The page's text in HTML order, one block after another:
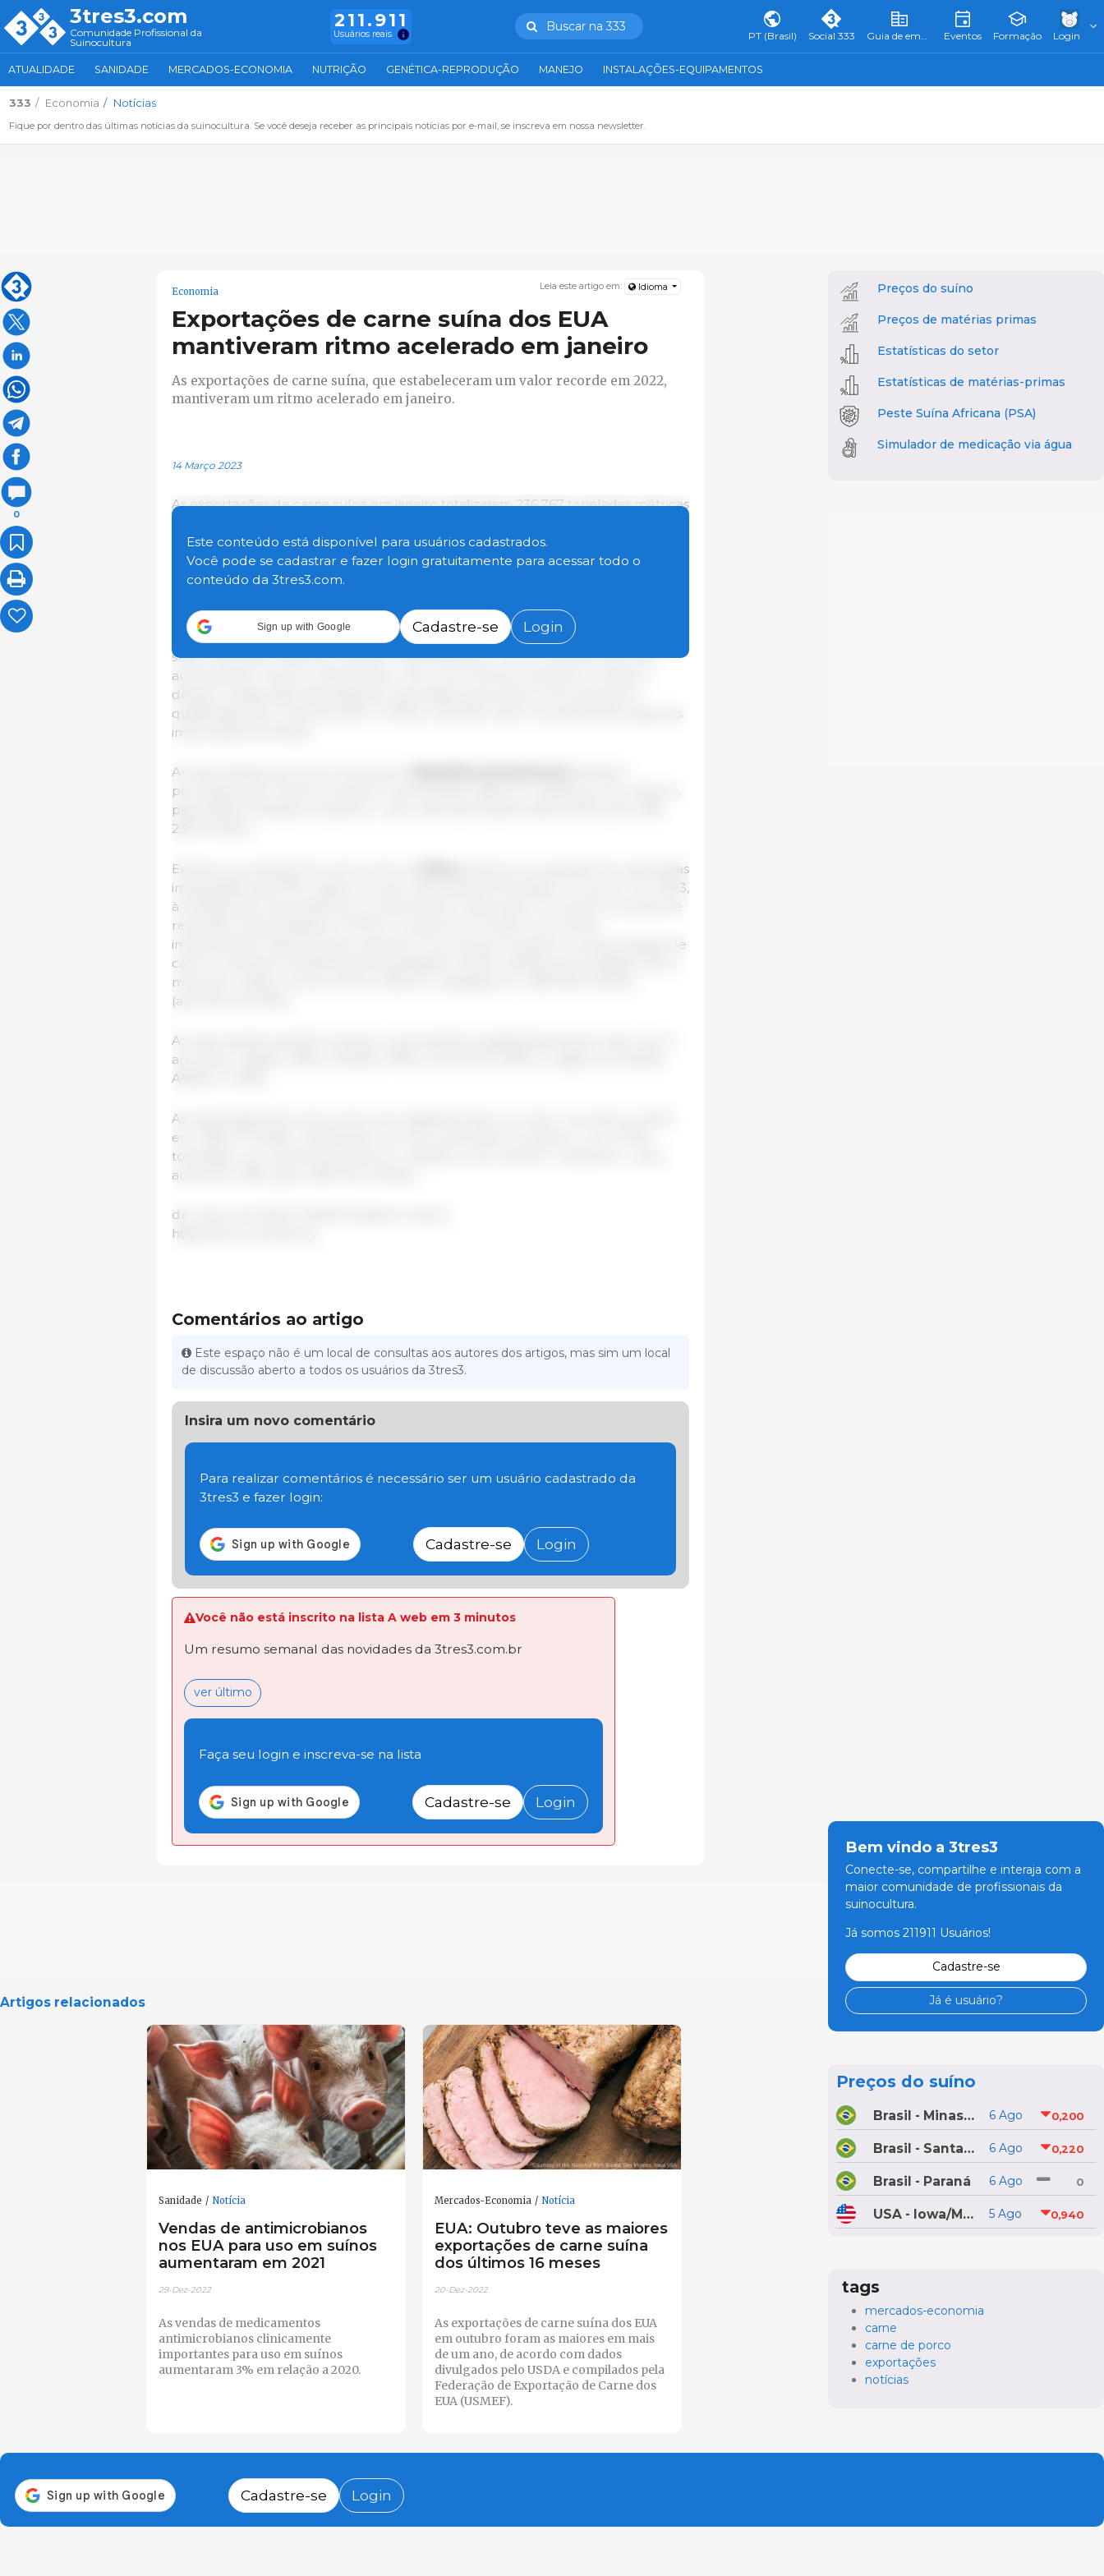
3tres3.com
Comunidade Profissional da
Suinocultura
211.911
Usuários reais
Buscar na 333
PT (Brasil) Social 333 Guia de empresas Eventos Formação Login
ATUALIDADE SANIDADE MERCADOS-ECONOMIA NUTRIÇÃO GENÉTICA-REPRODUÇÃO MANEJO INSTALAÇÕES-EQUIPAMENTOS
333 Economia Notícias
Fique por dentro das últimas notícias da suinocultura. Se você deseja receber as principais notícias por e-mail, se inscreva em nossa newsletter.
0
Leia este artigo em: Idioma
Economia
Exportações de carne suína dos EUA
mantiveram ritmo acelerado em janeiro
As exportações de carne suína, que estabeleceram um valor recorde em 2022,
mantiveram um ritmo acelerado em janeiro.
14 Março 2023
As exportações de carne suína em janeiro totalizaram 236.767 toneladas métricas
exportações aumentou 16%, para US$ 643,4 milhões.
As exportações para oMéxico
exportação para o mês foi 96.800 toneladas, 11% acima do ano anterior e 7%
acima da alta anterior em dezembro de 2022. O valor das exportações de janeiro
subiu 40%, para US$ 191,2 milhões. A demanda por carne suína dos EUA está
aumentando, mesmo enfrentando uma concorrência crescente no México,
devido à suspensão das tarifas de importação para todos os fornecedores
qualificados até o final de 2023. O México também abriu recentemente algumas
importações do Brasil.
As exportações de carne suína para a
permaneceram fortes em janeiro, aumentando 28% em relação ao ano anterior,
para 8.185 toneladas, enquanto o valor das exportações saltou 67%, para US$
23,8 milhões.
Embora a produção de carne suína na
tenha se recuperado de suas baixas
impactadas pela PSA, espera-se que a demanda se fortaleça um pouco em 2023,
à medida que importadores e consumidores respondem à recente remoção de
restrições relacionadas ao COVID e os governos central e provincial
implementam esforços para reanimar a economia. Em janeiro, as exportações de
carne suína para China/Hong Kong atingiram 46.315 milhões de toneladas, 31% a
mais que o baixo volume do ano anterior, avaliadas em US$ 121,8 milhões
(aumento de 25%).
As exportações também tiveram uma tendência significativamente maior ano a
ano para o Japão (+8)%, Canadá (+19%), Honduras (+39%) e região do Sudeste
Asiático (+46%).
As exportações de carne suína, que estabeleceram um valor recorde em 2022
em US$ 1,27 bilhão, mantiveram um ritmo acelerado em janeiro, com 47.192
toneladas, um aumento de 34% em relação ao ano anterior, enquanto o valor
aumentou 18%, para US$ 110,6 milhões.
de março de 2023/ USMEF/ Estados Unidos.
https://www.usmef.org
Este conteúdo está disponível para usuários cadastrados.
Você pode se cadastrar e fazer login gratuitamente para acessar todo o
conteúdo da 3tres3.com.
Sign up with Google Cadastre-se Login
Comentários ao artigo
Este espaço não é um local de consultas aos autores dos artigos, mas sim um local
de discussão aberto a todos os usuários da 3tres3.
Insira um novo comentário
Para realizar comentários é necessário ser um usuário cadastrado da
3tres3 e fazer login:
Cadastre-se Login
Você não está inscrito na lista A web em 3 minutos
Um resumo semanal das novidades da 3tres3.com.br
ver último
Faça seu login e inscreva-se na lista
Cadastre-se Login
Artigos relacionados
Sanidade Notícia
Vendas de antimicrobianos
nos EUA para uso em suínos
aumentaram em 2021
29-Dez-2022
As vendas de medicamentos
antimicrobianos clinicamente
importantes para uso em suínos
aumentaram 3% em relação a 2020.
Mercados-Economia Notícia
EUA: Outubro teve as maiores
exportações de carne suína
dos últimos 16 meses
20-Dez-2022
As exportações de carne suína dos EUA
em outubro foram as maiores em mais
de um ano, de acordo com dados
divulgados pelo USDA e compilados pela
Federação de Exportação de Carne dos
EUA (USMEF).
Preços do suíno
Preços de matérias primas
Estatísticas do setor
Estatísticas de matérias-primas
Peste Suína Africana (PSA)
Simulador de medicação via água
Bem vindo a 3tres3
Conecte-se, compartilhe e interaja com a
maior comunidade de profissionais da
suinocultura.
Já somos 211911 Usuários!
Cadastre-se
Já é usuário?
Preços do suíno
Brasil - Minas Gerais 6 Ago 0,200
Brasil - Santa Catarina 6 Ago 0,220
Brasil - Paraná 6 Ago 0
USA - Iowa/Minnesota 5 Ago 0,940
tags
mercados-economia
carne
carne de porco
exportações
notícias
Cadastre-se Login